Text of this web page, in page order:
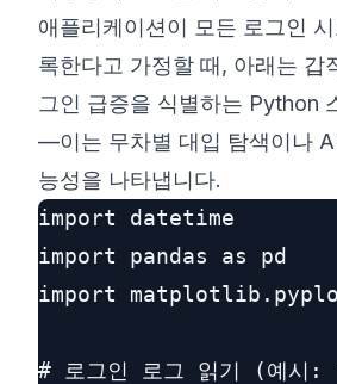
애플리케이션이 모든 로그인
록한다고 가정할 때, 아래는 갑
그인 급증을 식별하는 Python
—이는 무차별 대입 탐색이나
능성을 나타냅니다.
import datetime
import pandas as pd
import
# 로그인 로그 읽기 (예